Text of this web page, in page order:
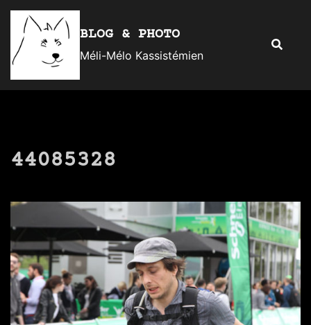
Aller
contenu
BLOG & PHOTO
Méli-Mélo Kassistémien
44085328